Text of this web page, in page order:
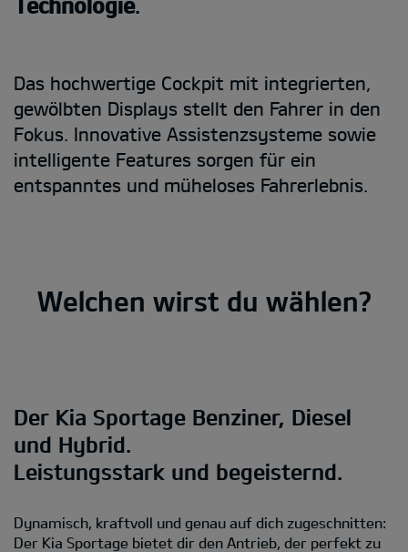
Das hochwertige Cockpit mit integrierten,
gewölbten Displays stellt den Fahrer in den
Fokus. Innovative Assistenzsysteme sowie
intelligente Features sorgen für ein
entspanntes und müheloses Fahrerlebnis.
Welchen wirst du wählen?
Der Kia Sportage Benziner, Diesel
und Hybrid.
Leistungsstark und begeisternd.
Dynamisch, kraftvoll und genau auf dich zugeschnitten:
Der Kia Sportage bietet dir den Antrieb, der perfekt zu